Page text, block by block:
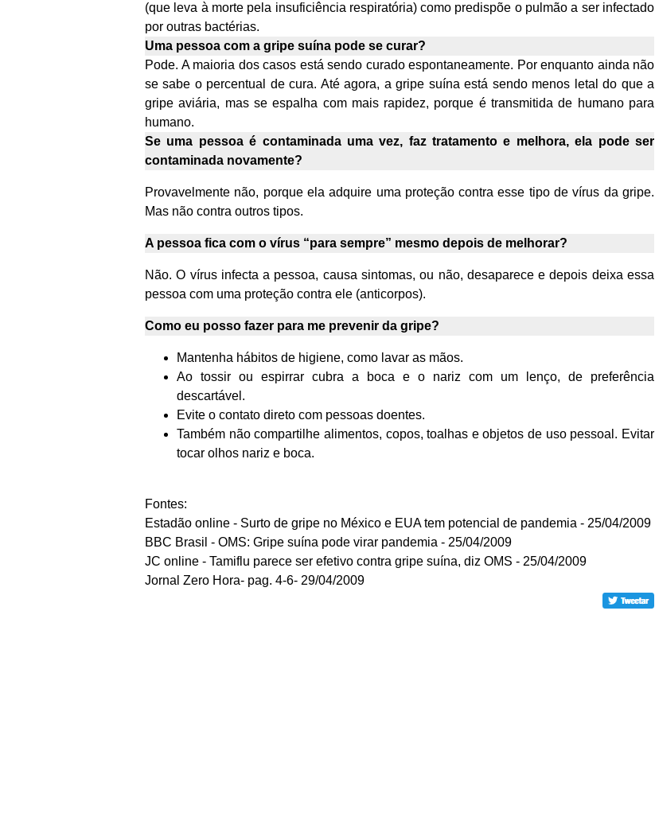
(que leva à morte pela insuficiência respiratória) como predispõe o pulmão a ser infectado
por outras bactérias.
Uma pessoa com a gripe suína pode se curar?
Pode. A maioria dos casos está sendo curado espontaneamente. Por enquanto ainda não
se sabe o percentual de cura. Até agora, a gripe suína está sendo menos letal do que a
gripe aviária, mas se espalha com mais rapidez, porque é transmitida de humano para
humano.
Se uma pessoa é contaminada uma vez, faz tratamento e melhora, ela pode ser
contaminada novamente?
Provavelmente não, porque ela adquire uma proteção contra esse tipo de vírus da gripe.
Mas não contra outros tipos.
A pessoa fica com o vírus “para sempre” mesmo depois de melhorar?
Não. O vírus infecta a pessoa, causa sintomas, ou não, desaparece e depois deixa essa
pessoa com uma proteção contra ele (anticorpos).
Como eu posso fazer para me prevenir da gripe?
Mantenha hábitos de higiene, como lavar as mãos.
Ao tossir ou espirrar cubra a boca e o nariz com um lenço, de preferência
descartável.
Evite o contato direto com pessoas doentes.
Também não compartilhe alimentos, copos, toalhas e objetos de uso pessoal. Evitar
tocar olhos nariz e boca.
Fontes:
Estadão online - Surto de gripe no México e EUA tem potencial de pandemia - 25/04/2009
BBC Brasil - OMS: Gripe suína pode virar pandemia - 25/04/2009
JC online - Tamiflu parece ser efetivo contra gripe suína, diz OMS - 25/04/2009
Jornal Zero Hora- pag. 4-6- 29/04/2009